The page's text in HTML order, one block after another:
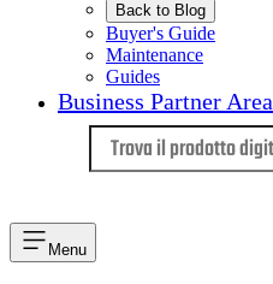
Back to Blog
Buyer's Guide
Maintenance
Guides
Business Partner Area
Menu